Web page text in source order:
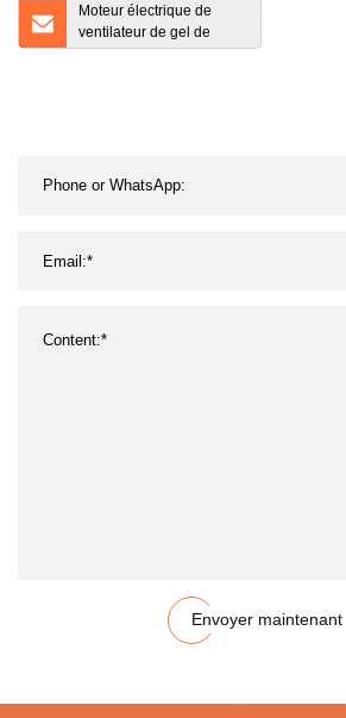
Moteur électrique de
ventilateur de gel de
condensateur de fil de
Envoyer maintenant